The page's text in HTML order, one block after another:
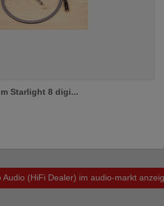
Starlight 8 digi...
(HiFi Dealer) im audio-markt